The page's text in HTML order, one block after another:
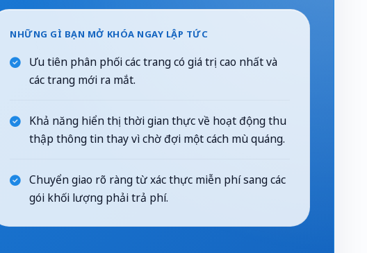
NHỮNG GÌ BẠN MỞ KHÓA NGAY LẬP TỨC
Ưu tiên phân phối các trang có giá trị cao nhất và
các trang mới ra mắt.
Khả năng hiển thị thời gian thực về hoạt động thu
thập thông tin thay vì chờ đợi một cách mù quáng.
Chuyển giao rõ ràng từ xác thực miễn phí sang các
gói khối lượng phải trả phí.